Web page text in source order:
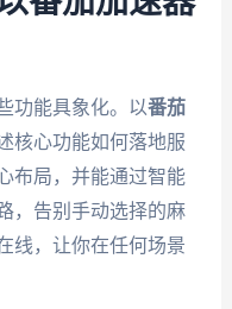
功能具象化。以番茄
核心功能如何落地服
布局，并能通过智能
，告别手动选择的麻
线，让你在任何场景